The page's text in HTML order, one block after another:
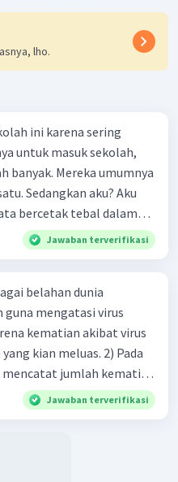
lho.
ini karena sering
untuk masuk sekolah,
banyak. Mereka umumnya
Sedangkan aku? Aku
bercetak tebal dalam
kutipan cerpen tersebut adalah .... A. ramah C. santun B. sopan D. baik
Jawaban terverifikasi
belahan dunia
mengatasi virus
kematian akibat virus
kian meluas. 2) Pada
mencatat jumlah kematian
jumlah warga
terjadi di Hubei, Cina,
Jawaban terverifikasi